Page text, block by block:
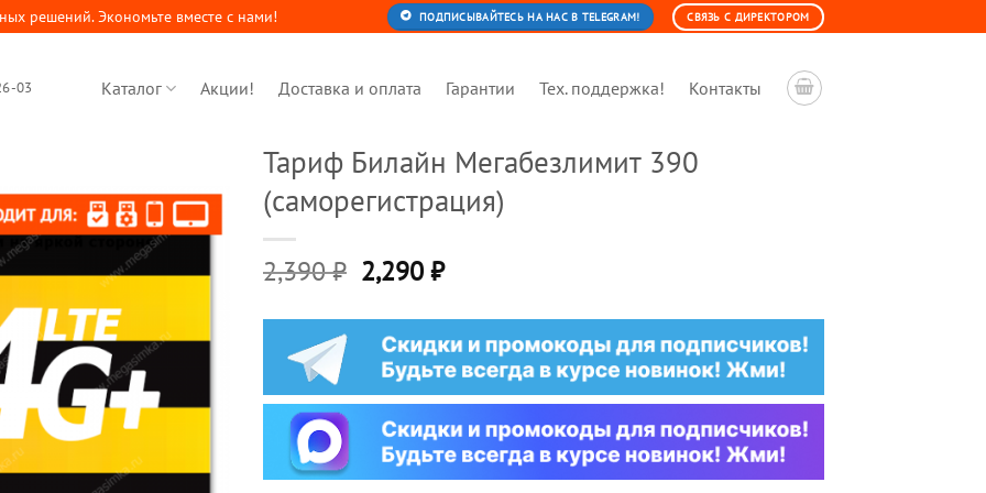
решений. Экономьте вместе с нами! ПОДПИСЫВАЙТЕСЬ НА НАС В TELEGRAM! СВЯЗЬ С ДИРЕКТОРОМ
03 Каталог Акции! Доставка и оплата Гарантии Тех. поддержка! Контакты
Тариф Билайн Мегабезлимит 390
(саморегистрация)
2,390₽ Первоначальная
составляла
2,390 ₽.
2,290₽Текущая
2,290 ₽.